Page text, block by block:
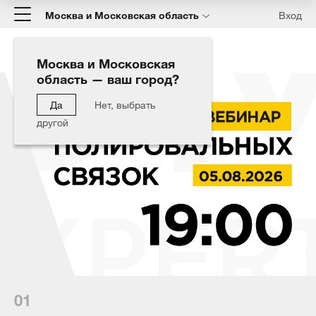
Москва и Московская область
Москва и Московская
область — ваш город?
Да
Нет, выбрать
другой
Вход
01
02
03
04
05
06
07
08
09
10